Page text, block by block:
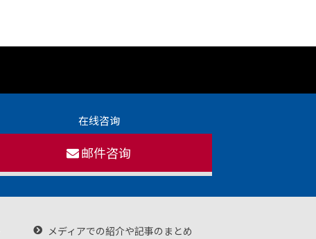
在线咨询
邮件咨询
メディアでの紹介や記事のまとめ